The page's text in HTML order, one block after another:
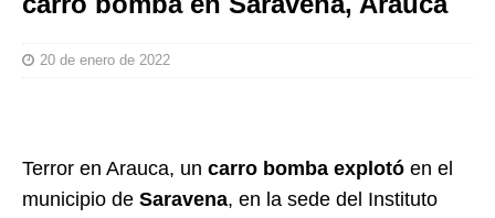
20 de enero de 2022
Terror en Arauca, un carro bomba explotó en el
municipio de Saravena, en la sede del Instituto